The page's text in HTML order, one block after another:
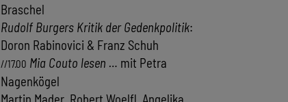
Braschel
Rudolf Burgers Kritik der Gedenkpolitik:
Doron Rabinovici & Franz Schuh
//17.00 Mia Couto lesen … mit Petra
Nagenkögel
Martin Mader, Robert Woelfl, Angelika